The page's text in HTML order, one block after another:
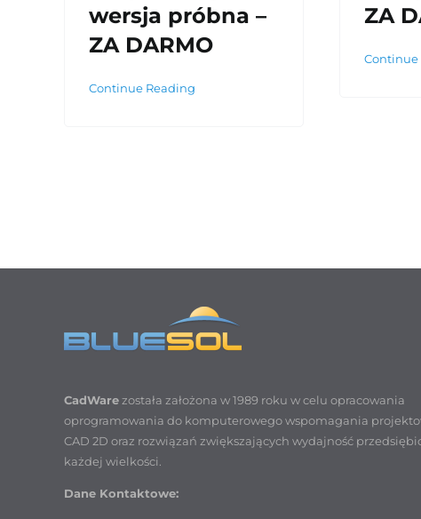
wersja próbna –
ZA DARMO
Continue Reading
ZA
Continue
CadWarezostała założona w 1989 roku w celu opracowania
oprogramowania do komputerowego wspomagania
CAD 2D oraz rozwiązań zwiększających wydajność
każdej wielkości.
Dane Kontaktowe: